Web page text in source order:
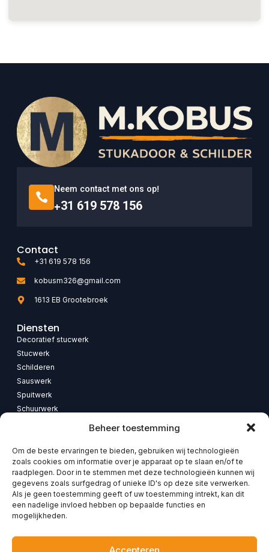
Beheer toestemming
Om de beste ervaringen te bieden, gebruiken wij technologieën
zoals cookies om informatie over je apparaat op te slaan en/of te
raadplegen. Door in te stemmen met deze technologieën kunnen wij
gegevens zoals surfgedrag of unieke ID's op deze site verwerken.
Als je geen toestemming geeft of uw toestemming intrekt, kan dit
een nadelige invloed hebben op bepaalde functies en
mogelijkheden.
Accepteren
Neem contact met ons op!
+31 619 578 156
Contact
+31 619 578 156
kobusm326@gmail.com
1613 EB Grootebroek
Diensten
Decoratief stucwerk
Stucwerk
Schilderen
Sauswerk
Spuitwerk
Schuurwerk
Direct naar
Home
Diensten
Foto’s
Klantervaring